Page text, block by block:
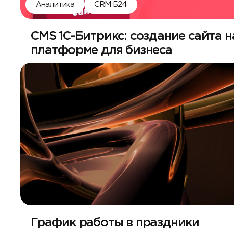
Аналитика CRM Б24
CMS 1С-Битрикс: создание сайта
платформе для бизнеса
График работы в праздники